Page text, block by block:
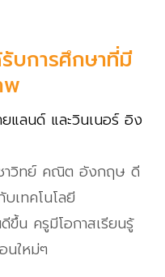
บการศึกษาที่มี
แลนด์ และวินเนอร์ อิง
าวิทย์ คณิต อังกฤษ ดี
เทคโนโลยี
ขึ้น ครูมีโอกาสเรียนรู้
นใหม่ๆ